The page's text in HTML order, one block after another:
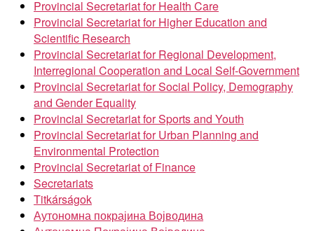
Provincial Secretariat for Health Care
Provincial Secretariat for Higher Education and
Scientific Research
Provincial Secretariat for Regional Development,
Interregional Cooperation and Local Self-Government
Provincial Secretariat for Social Policy, Demography
and Gender Equality
Provincial Secretariat for Sports and Youth
Provincial Secretariat for Urban Planning and
Environmental Protection
Provincial Secretariat of Finance
Secretariats
Titkárságok
Аутономна покрајина Војводина